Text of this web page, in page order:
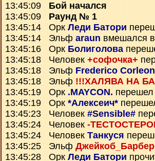
13:45:09 Бой начался
13:45:09 Раунд № 1
13:45:14 Орк Леди Батори
13:45:14 Эльф araun вмешался
13:45:16 Орк Болиголова
13:45:18 Человек +софочка+
13:45:18 Эльф Frederico
13:45:18 Эльф !!!ХАЛЯВА НА
13:45:19 Орк .MAYCON. перешел
13:45:19 Орк *Алексеич*
13:45:23 Человек #Sensible#
13:45:24 Человек -
13:45:24 Человек Танкуся
13:45:25 Эльф Джейкоб_Барбер
13:45:28 Орк Леди Батори